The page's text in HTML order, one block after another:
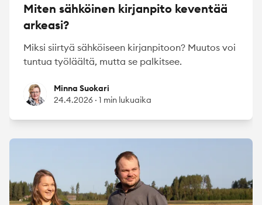
Miten sähköinen kirjanpito keventää
arkeasi?
Miksi siirtyä sähköiseen kirjanpitoon? Muutos voi
tuntua työläältä, mutta se palkitsee.
Minna Suokari
Minna Suokari
24.4.2026 · 1 min lukuaika